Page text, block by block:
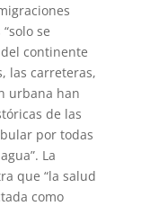
se
continente
las carreteras,
urbana han
de las
por todas
La
que “la salud
como